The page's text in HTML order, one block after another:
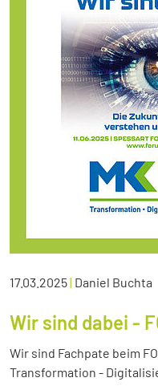
17.03.2025| Daniel Buchta
Wir sind dabei -
Wir sind Fachpate beim
Transformation -